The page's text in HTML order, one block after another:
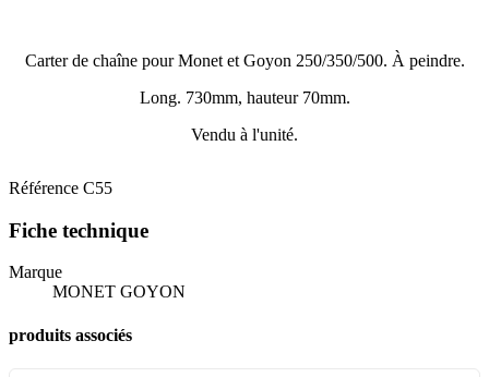
Carter de chaîne pour Monet et Goyon 250/350/500. À peindre.
Long. 730mm, hauteur 70mm.
Vendu à l'unité.
Référence C55
Fiche technique
Marque
MONET GOYON
produits associés